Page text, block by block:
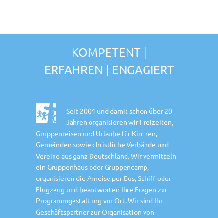
KOMPETENT |
ERFAHREN | ENGAGIERT
Seit 2004 und damit schon über 20
Jahren organisieren wir Freizeiten,
Gruppenreisen und Urlaube für Kirchen,
Gemeinden sowie christliche Verbände und
Vereine aus ganz Deutschland. Wir vermitteln
ein Gruppenhaus oder Gruppencamp,
organisieren die Anreise per Bus, Schiff oder
Flugzeug und beantworten Ihre Fragen zur
Programmgestaltung vor Ort. Wir sind Ihr
Geschäftspartner zur Organisation von